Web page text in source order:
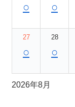
○ ○
27
○
28
○
2026年8月